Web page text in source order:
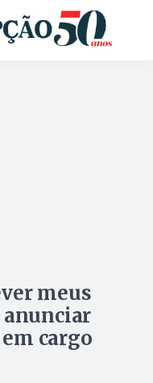
meus
anunciar
cargo